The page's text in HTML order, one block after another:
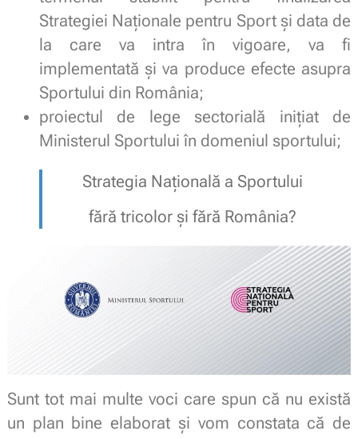
Strategiei Naționale pentru Sport și data de
la care va intra în vigoare, va fi
implementată și va produce efecte asupra
Sportului din România;
proiectul de lege sectorială inițiat de
Ministerul Sportului în domeniul sportului;
Strategia Națională a Sportului
fără tricolor și fără România?
Sunt tot mai multe voci care spun că nu există
un plan bine elaborat și vom constata că de